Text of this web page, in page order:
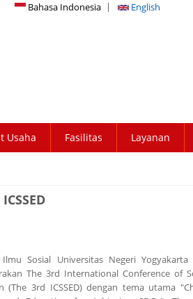
Bahasa Indonesia English
Usaha Fasilitas Layanan
Ilmu Sosial Universitas Negeri Yogyakarta
The 3rd International Conference of
(The 3rd ICSSED) dengan tema utama